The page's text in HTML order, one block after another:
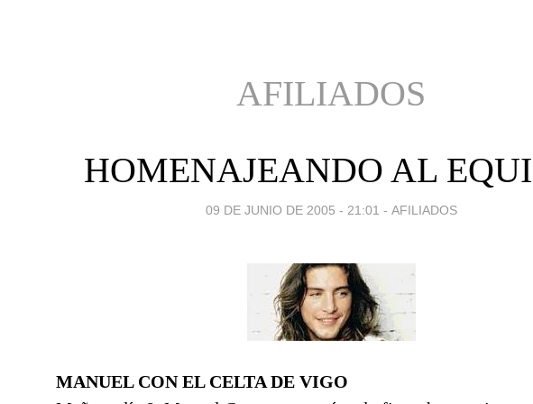
AFILIADOS
HOMENAJEANDO AL
09 DE JUNIO DE 2005 - 21:01 - AFILIADOS
MANUEL CON EL CELTA DE VIGO